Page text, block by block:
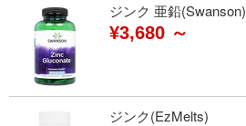
ジンク 亜鉛(Swanson)
¥3,680 ～
ジンク(EzMelts)